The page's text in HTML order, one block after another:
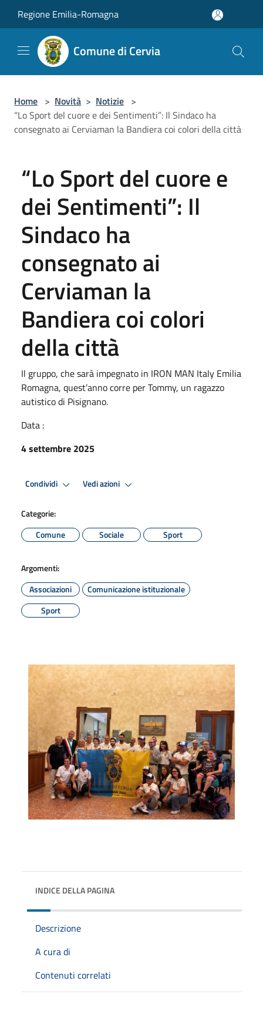
Regione Emilia-Romagna
Comune di Cervia
Home > Novità > Notizie >
“Lo Sport del cuore e dei Sentimenti”: Il Sindaco ha
consegnato ai Cerviaman la Bandiera coi colori della città
“Lo Sport del cuore e
dei Sentimenti”: Il
Sindaco ha
consegnato ai
Cerviaman la
Bandiera coi colori
della città
Il gruppo, che sarà impegnato in IRON MAN Italy Emilia
Romagna, quest’anno corre per Tommy, un ragazzo
autistico di Pisignano.
Data :
4 settembre 2025
Condividi Vedi azioni
Categorie:
Comune
Sociale Sport
Argomenti:
Associazioni
Comunicazione istituzionale
Sport
INDICE DELLA PAGINA
Descrizione
A cura di
Contenuti correlati